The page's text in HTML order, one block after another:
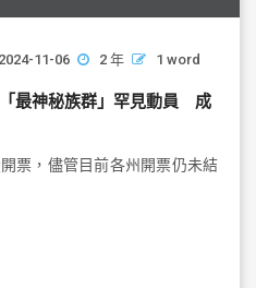
2024-11-06 2 年 1 word
最神秘族群」罕見動員 成
票，儘管目前各州開票仍未結